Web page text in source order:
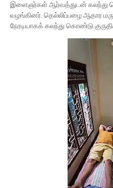
இளைஞர்கள் ஆர்வத்துடன் கலந்து
வழங்கினர். தெல்லிப்பழை ஆதார
நேரடியாகக் கலந்து கொண்டு